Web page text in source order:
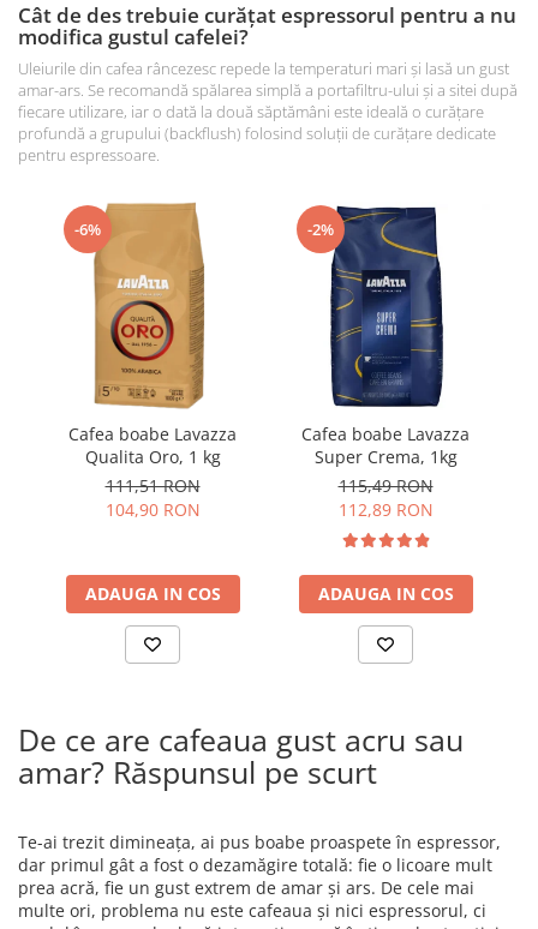
Cât de des trebuie curățat espressorul pentru a nu
modifica gustul cafelei?
Uleiurile din cafea râncezesc repede la temperaturi mari și lasă un gust
amar-ars. Se recomandă spălarea simplă a portafiltru-ului și a sitei după
fiecare utilizare, iar o dată la două săptămâni este ideală o curățare
profundă a grupului (backflush) folosind soluții de curățare dedicate
pentru espressoare.
-6%
Cafea boabe Lavazza
Qualita Oro, 1 kg
111,51 RON
104,90 RON
ADAUGA IN COS
-2%
Cafea boabe Lavazza
Super Crema, 1kg
115,49 RON
112,89 RON
ADAUGA IN COS
De ce are cafeaua gust acru sau
amar? Răspunsul pe scurt
Te-ai trezit dimineața, ai pus boabe proaspete în espressor,
dar primul gât a fost o dezamăgire totală: fie o licoare mult
prea acră, fie un gust extrem de amar și ars. De cele mai
multe ori, problema nu este cafeaua și nici espressorul, ci